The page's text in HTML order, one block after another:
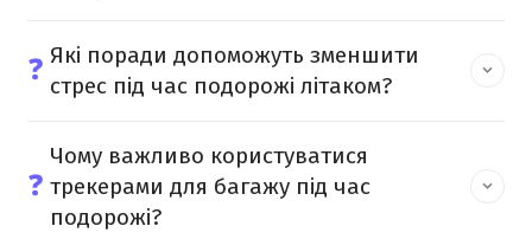
❓ Які поради допоможуть зменшити
стрес під час подорожі літаком?
❓
Чому важливо користуватися
трекерами для багажу під час
подорожі?